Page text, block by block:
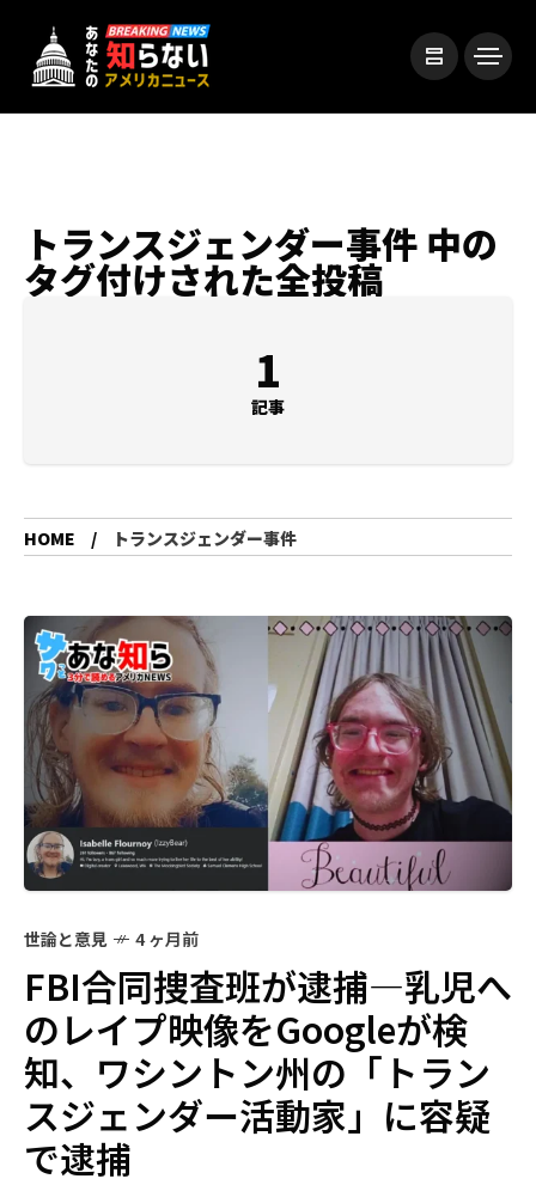
トランスジェンダー事件 中の
タグ付けされた全投稿
1
記事
HOME トランスジェンダー事件
世論と意見 4 ヶ月前
FBI合同捜査班が逮捕―乳児へ
のレイプ映像をGoogleが検
知、ワシントン州の「トラン
スジェンダー活動家」に容疑
で逮捕